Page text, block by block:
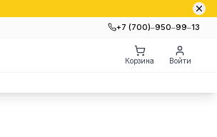
+7 (700)‒950‒99‒13
Корзина Войти